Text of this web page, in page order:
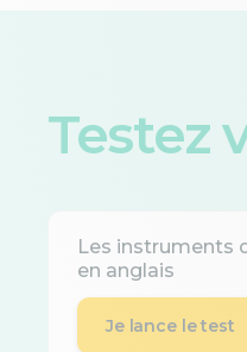
Testez
Les instruments
en anglais
Je lance le test